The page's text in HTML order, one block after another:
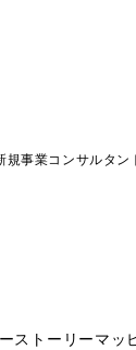
ロジェクトを
成長する ・特
営を推進するポ
です。 ④OJTによる案
規事業コンサルタン
トーリーマ